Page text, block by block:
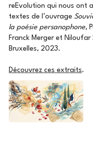
reEvolution qui nous ont
textes de l’ouvrage
la poésie persanophone,
Franck Merger et Niloufar
Bruxelles, 2023.
Découvrez ces extraits.